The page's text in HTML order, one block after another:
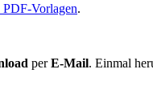
Vorlagen.
perE-Mail. Einmal